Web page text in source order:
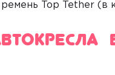
Top Tether (в